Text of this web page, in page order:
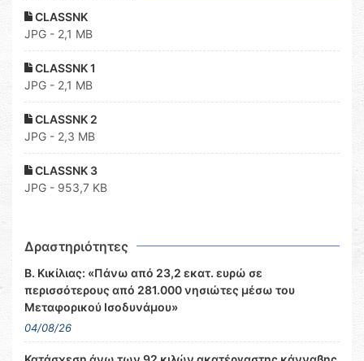
CLASSNK
JPG - 2,1 MB
CLASSNK 1
JPG - 2,1 MB
CLASSNK 2
JPG - 2,3 MB
CLASSNK 3
JPG - 953,7 KB
Δραστηριότητες
Β. Κικίλιας: «Πάνω από 23,2 εκατ. ευρώ σε
περισσότερους από 281.000 νησιώτες μέσω του
Μεταφορικού Ισοδυνάμου»
04/08/26